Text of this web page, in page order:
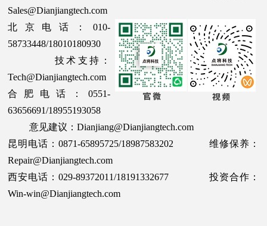
Sales@Dianjiangtech.com
北京电话：010-
58733448/18010180930
技术支持：
Tech@Dianjiangtech.com
合肥电话：0551-
63656691/18955193058
意见建议：Dianjiang@Dianjiangtech.com
昆明电话：0871-65895725/18987583202 维修保养：
Repair@Dianjiangtech.com
西安电话：029-89372011/18191332677 投资合作：
Win-win@Dianjiangtech.com